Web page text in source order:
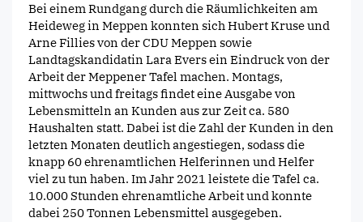
Bei einem Rundgang durch die Räumlichkeiten am
Heideweg in Meppen konnten sich Hubert Kruse und
Arne Fillies von der CDU Meppen sowie
Landtagskandidatin Lara Evers ein Eindruck von der
Arbeit der Meppener Tafel machen. Montags,
mittwochs und freitags findet eine Ausgabe von
Lebensmitteln an Kunden aus zur Zeit ca. 580
Haushalten statt. Dabei ist die Zahl der Kunden in den
letzten Monaten deutlich angestiegen, sodass die
knapp 60 ehrenamtlichen Helferinnen und Helfer
viel zu tun haben. Im Jahr 2021 leistete die Tafel ca.
10.000 Stunden ehrenamtliche Arbeit und konnte
dabei 250 Tonnen Lebensmittel ausgegeben.